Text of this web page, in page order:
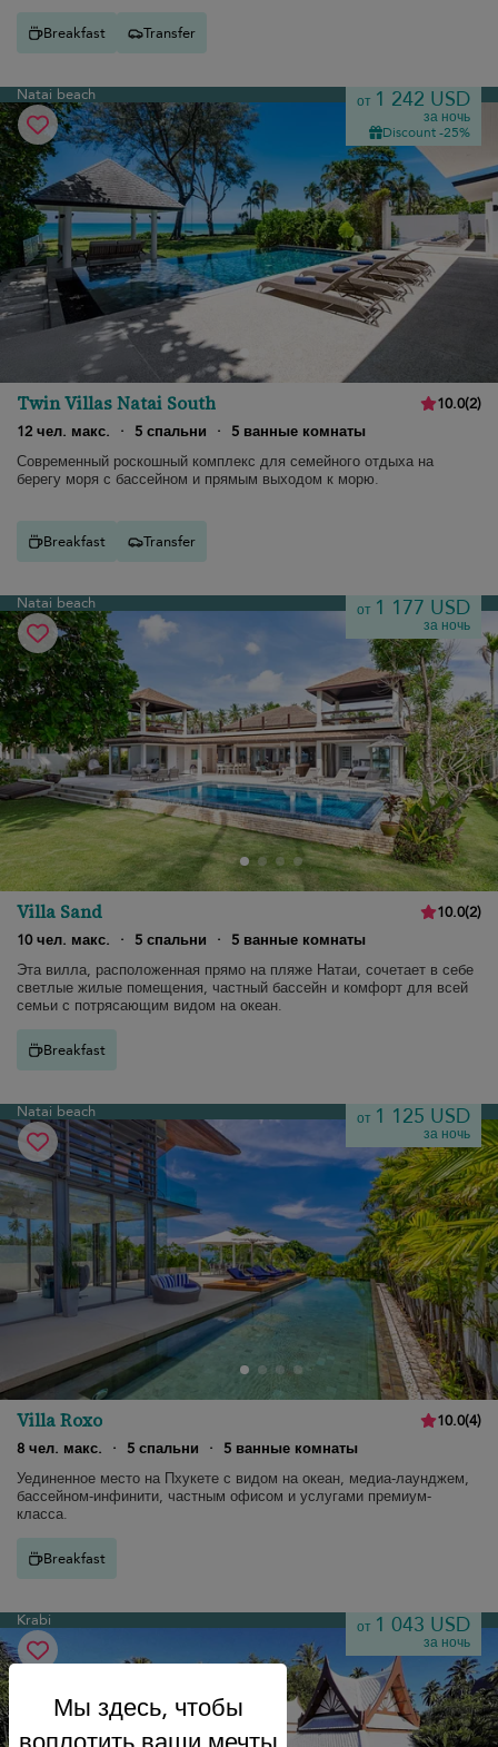
Breakfast Transfer
Natai beach от 1 242 USD
за ночь
Discount -25%
Twin Villas Natai South 10.0(2)
12 чел. макс.
· 5 спальни ·
5 ванные комнаты
Современный роскошный комплекс для семейного отдыха на
берегу моря с бассейном и прямым выходом к морю.
Breakfast Transfer
Natai beach от 1 177 USD
за ночь
Villa Sand 10.0(2)
10 чел. макс.
· 5 спальни ·
5 ванные комнаты
Эта вилла, расположенная прямо на пляже Натаи, сочетает в себе
светлые жилые помещения, частный бассейн и комфорт для всей
семьи с потрясающим видом на океан.
Breakfast
Natai beach от 1 125 USD
за ночь
Villa Roxo 10.0(4)
8 чел. макс.
· 5 спальни ·
5 ванные комнаты
Уединенное место на Пхукете с видом на океан, медиа-лаунджем,
бассейном-инфинити, частным офисом и услугами премиум-
класса.
Breakfast
Krabi от 1 043 USD
за ночь